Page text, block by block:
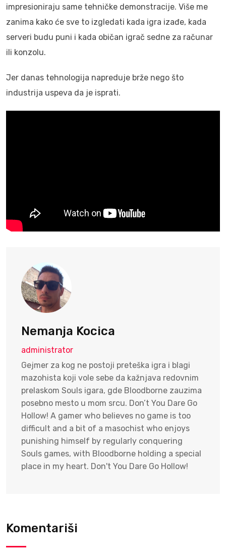
impresioniraju same tehničke demonstracije. Više me
zanima kako će sve to izgledati kada igra izađe, kada
serveri budu puni i kada običan igrač sedne za računar
ili konzolu.
Jer danas tehnologija napreduje brže nego što
industrija uspeva da je isprati.
Nemanja Kocica
administrator
Gejmer za kog ne postoji preteška igra i blagi
mazohista koji vole sebe da kažnjava redovnim
prelaskom Souls igara, gde Bloodborne zauzima
posebno mesto u mom srcu. Don’t You Dare Go
Hollow! A gamer who believes no game is too
difficult and a bit of a masochist who enjoys
punishing himself by regularly conquering
Souls games, with Bloodborne holding a special
place in my heart. Don't You Dare Go Hollow!
Komentariši